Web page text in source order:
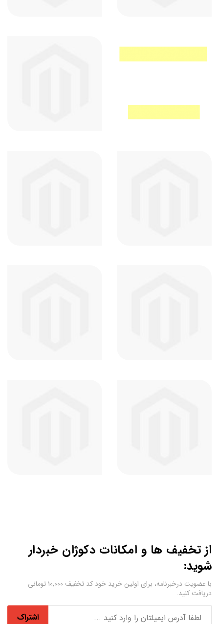
از تخفیف ها و امکانات دکوژان خبردار
شوید:
با عضویت درخبرنامه، برای اولین خرید خود کد تخفیف ۱۰,۰۰۰ تومانی
دریافت کنید.
اشتراک